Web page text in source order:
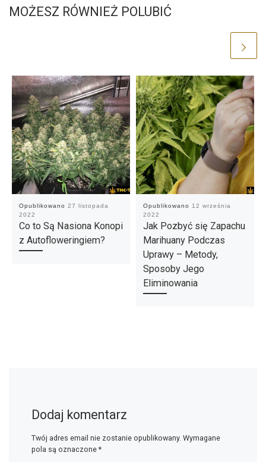
MOŻESZ RÓWNIEŻ POLUBIĆ
Opublikowano 27 listopada
2022
Co to Są Nasiona Konopi
z Autofloweringiem?
Opublikowano
12 września
2022
Jak Pozbyć się Zapachu
Marihuany Podczas
Uprawy – Metody,
Sposoby Jego
Eliminowania
Dodaj komentarz
Twój adres email nie zostanie opublikowany. Wymagane
pola są oznaczone *